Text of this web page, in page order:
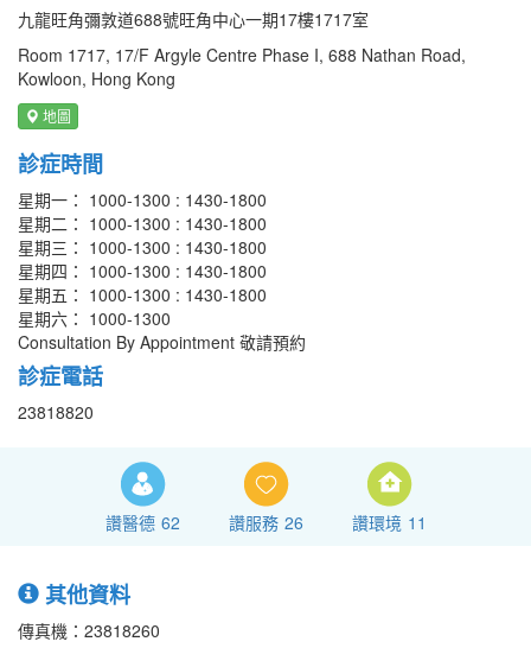
九龍旺角彌敦道688號旺角中心一期17樓1717室
Room 1717, 17/F Argyle Centre Phase I, 688 Nathan Road,
Kowloon, Hong Kong
地圖
診症時間
星期一： 1000-1300 : 1430-1800
星期二： 1000-1300 : 1430-1800
星期三： 1000-1300 : 1430-1800
星期四： 1000-1300 : 1430-1800
星期五： 1000-1300 : 1430-1800
星期六： 1000-1300
Consultation By Appointment 敬請預約
診症電話
23818820
讚醫德 62 讚服務 26 讚環境 11
其他資料
傳真機：23818260